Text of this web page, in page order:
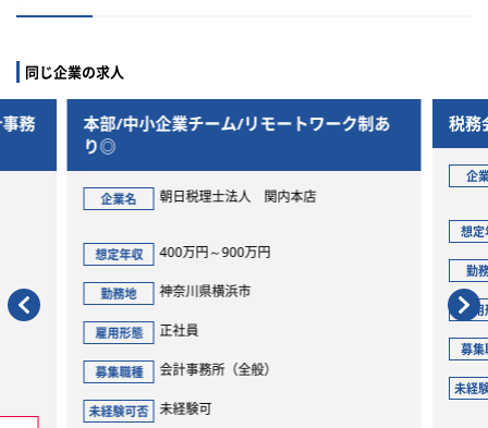
同じ企業の求人
務
本部/中小企業チーム/リモートワーク制あ
り◎
企業名 朝日税理士法人 関内本店
想定年収 400万円～900万円
勤務地 神奈川県横浜市
雇用形態 正社員
募集職種 会計事務所（全般）
未経験可否 未経験可
税務
企
想定
勤
雇用
募集
未経